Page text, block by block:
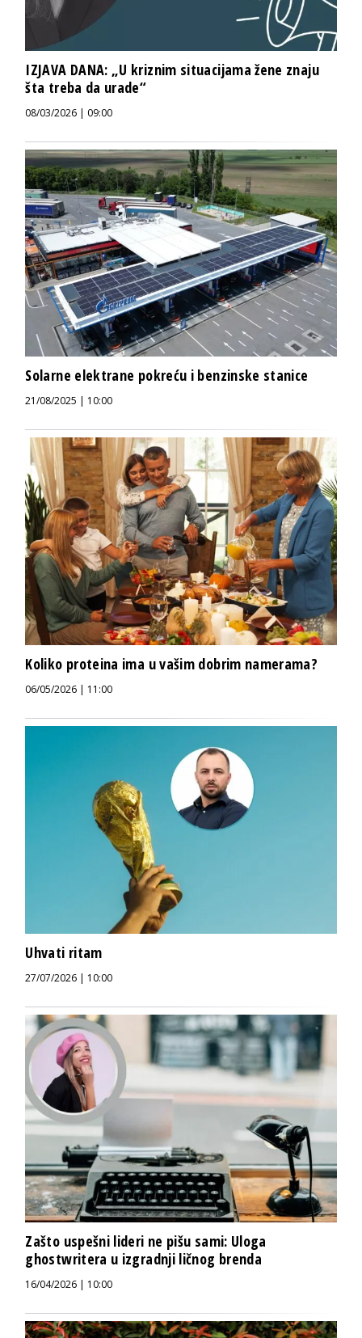
IZJAVA DANA: „U kriznim situacijama žene znaju
šta treba da urade“
08/03/2026 | 09:00
Solarne elektrane pokreću i benzinske stanice
21/08/2025 | 10:00
Koliko proteina ima u vašim dobrim namerama?
06/05/2026 | 11:00
Uhvati ritam
27/07/2026 | 10:00
Zašto uspešni lideri ne pišu sami: Uloga
ghostwritera u izgradnji ličnog brenda
16/04/2026 | 10:00